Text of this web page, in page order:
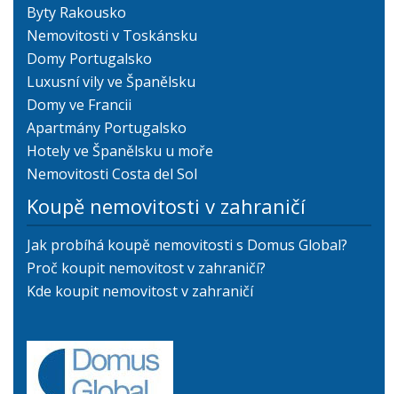
Byty Rakousko
Nemovitosti v Toskánsku
Domy Portugalsko
Luxusní vily ve Španělsku
Domy ve Francii
Apartmány Portugalsko
Hotely ve Španělsku u moře
Nemovitosti Costa del Sol
Koupě nemovitosti v zahraničí
Jak probíhá koupě nemovitosti s Domus Global?
Proč koupit nemovitost v zahraničí?
Kde koupit nemovitost v zahraničí